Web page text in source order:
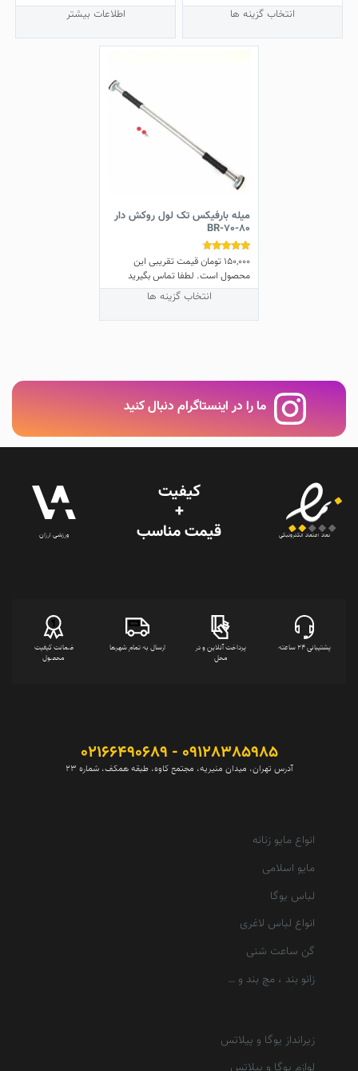
انتخاب گزینه ها
اطلاعات بیشتر
میله بارفیکس تک لول روکش دار
BR-70-80
نمره
4.50
از 5
150,000 تومانقیمت تقریبی این
محصول است. لطفا تماس بگیرید
انتخاب گزینه ها
گزینه
ممکن
ما را در اینستاگرام دنبال کنید
نماد اعتماد الکترونیکی
کیفیت
+
قیمت‌ مناسب ورزشی ارزان
پشتیبانی 24 ساعته
پرداخت آنلاین و در
محل
ارسال به تمام شهرها
ضمانت کیفیت
محصول
09128385985 - 02166490689
آدرس تهران، میدان منیریه، مجتمع کاوه، طبقه همکف، شماره 23
انواع مایو زنانه
مایو اسلامی
لباس یوگا
انواع لباس لاغری
گن ساعت شنی
زانو بند ، مچ بند و …
زیرانداز یوگا و پیلاتس